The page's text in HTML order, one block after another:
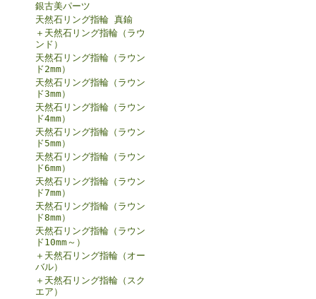
銀古美パーツ
天然石リング指輪 真鍮
＋天然石リング指輪（ラウ
ンド）
天然石リング指輪（ラウン
ド2mm）
天然石リング指輪（ラウン
ド3mm）
天然石リング指輪（ラウン
ド4mm）
天然石リング指輪（ラウン
ド5mm）
天然石リング指輪（ラウン
ド6mm）
天然石リング指輪（ラウン
ド7mm）
天然石リング指輪（ラウン
ド8mm）
天然石リング指輪（ラウン
ド10mm～）
＋天然石リング指輪（オー
バル）
＋天然石リング指輪（スク
エア）